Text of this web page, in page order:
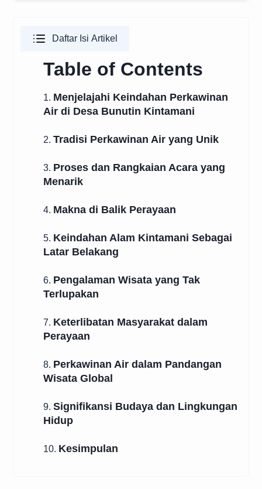
Daftar Isi Artikel
Table of Contents
1. Menjelajahi Keindahan Perkawinan
Air di Desa Bunutin Kintamani
2. Tradisi Perkawinan Air yang Unik
3. Proses dan Rangkaian Acara yang
Menarik
4. Makna di Balik Perayaan
5. Keindahan Alam Kintamani Sebagai
Latar Belakang
6. Pengalaman Wisata yang Tak
Terlupakan
7. Keterlibatan Masyarakat dalam
Perayaan
8. Perkawinan Air dalam Pandangan
Wisata Global
9. Signifikansi Budaya dan Lingkungan
Hidup
10. Kesimpulan